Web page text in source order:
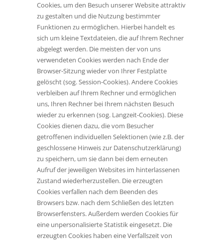
Cookies, um den Besuch unserer Website attraktiv
zu gestalten und die Nutzung bestimmter
Funktionen zu ermöglichen. Hierbei handelt es
sich um kleine Textdateien, die auf Ihrem Rechner
abgelegt werden. Die meisten der von uns
verwendeten Cookies werden nach Ende der
Browser-Sitzung wieder von Ihrer Festplatte
gelöscht (sog. Session-Cookies). Andere Cookies
verbleiben auf Ihrem Rechner und ermöglichen
uns, Ihren Rechner bei Ihrem nächsten Besuch
wieder zu erkennen (sog. Langzeit-Cookies). Diese
Cookies dienen dazu, die vom Besucher
getroffenen individuellen Selektionen (wie z.B. der
geschlossene Hinweis zur Datenschutzerklärung)
zu speichern, um sie dann bei dem erneuten
Aufruf der jeweiligen Websites im hinterlassenen
Zustand wiederherzustellen. Die erzeugten
Cookies verfallen nach dem Beenden des
Browsers bzw. nach dem Schließen des letzten
Browserfensters. Außerdem werden Cookies für
eine unpersonalisierte Statistik eingesetzt. Die
erzeugten Cookies haben eine Verfallszeit von